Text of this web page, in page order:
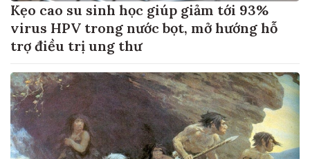
Kẹo cao su sinh học giúp giảm tới 93%
virus HPV trong nước bọt, mở hướng hỗ
trợ điều trị ung thư